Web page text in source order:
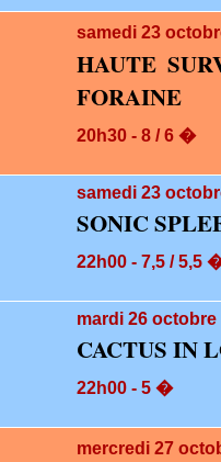
samedi 23
HAUTE
FORAINE
20h30 - 8 / 6 �
samedi 23
SONIC
22h00 - 7,5 / 5,5
mardi 26 octobre
CACTUS IN
22h00 - 5 �
mercredi 27